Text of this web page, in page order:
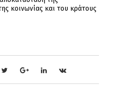
κοινωνίας και του κράτους